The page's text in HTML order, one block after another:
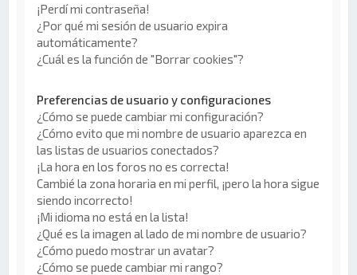
¡Perdí mi contraseña!
¿Por qué mi sesión de usuario expira
automáticamente?
¿Cuál es la función de "Borrar cookies"?
Preferencias de usuario y configuraciones
¿Cómo se puede cambiar mi configuración?
¿Cómo evito que mi nombre de usuario aparezca en
las listas de usuarios conectados?
¡La hora en los foros no es correcta!
Cambié la zona horaria en mi perfil, ¡pero la hora sigue
siendo incorrecto!
¡Mi idioma no está en la lista!
¿Qué es la imagen al lado de mi nombre de usuario?
¿Cómo puedo mostrar un avatar?
¿Cómo se puede cambiar mi rango?